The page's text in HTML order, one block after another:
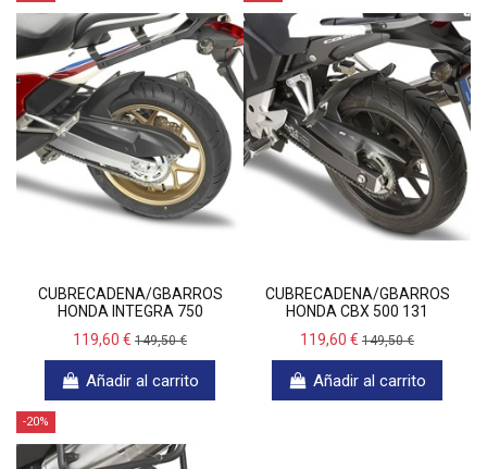
CUBRECADENA/GBARROS
HONDA INTEGRA 750
119,60 € 149,50 €
Añadir al carrito
CUBRECADENA/GBARROS
HONDA CBX 500 131
119,60 € 149,50 €
Añadir al carrito
-20%